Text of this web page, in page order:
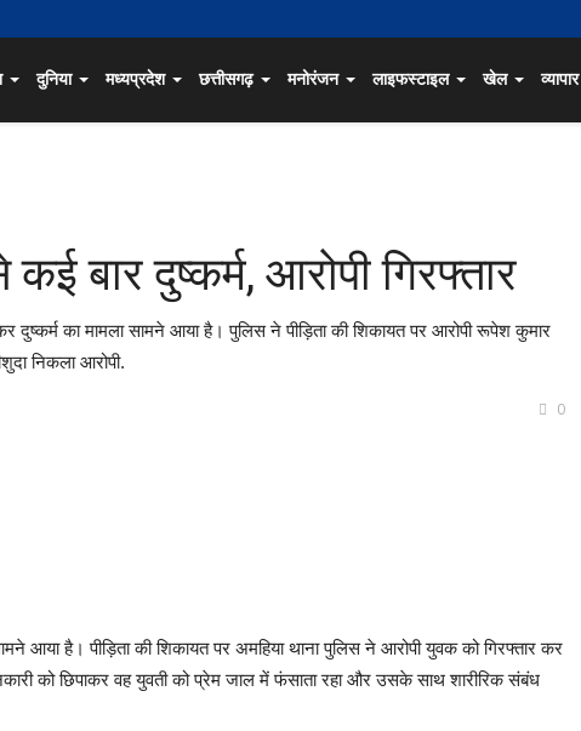
दुनिया मध्यप्रदेश छत्तीसगढ़ मनोरंजन लाइफस्टाइल खेल व्यापार
बार दुष्कर्म, आरोपी गिरफ्तार
दुष्कर्म का मामला सामने आया है। पुलिस ने पीड़िता की शिकायत पर आरोपी रूपेश कुमार
निकला आरोपी.
0
आया है। पीड़िता की शिकायत पर अमहिया थाना पुलिस ने आरोपी युवक को गिरफ्तार कर
को छिपाकर वह युवती को प्रेम जाल में फंसाता रहा और उसके साथ शारीरिक संबंध